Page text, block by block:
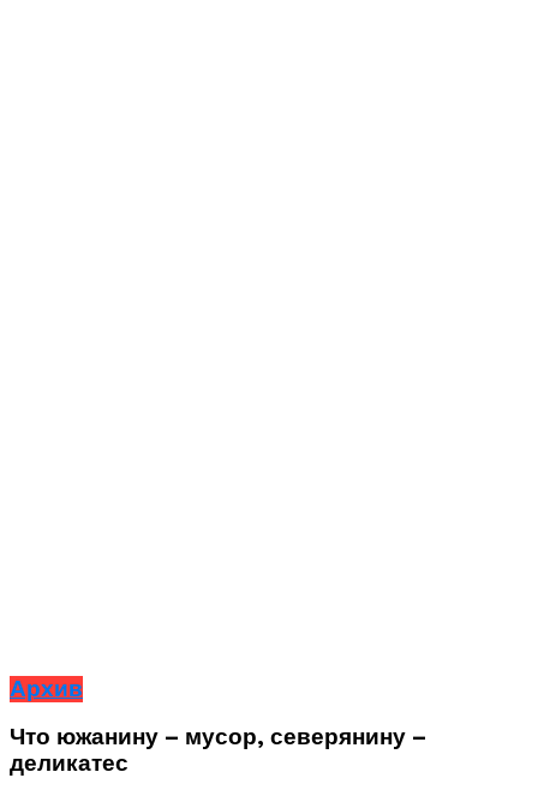
Архив
Что южанину – мусор, северянину –
деликатес